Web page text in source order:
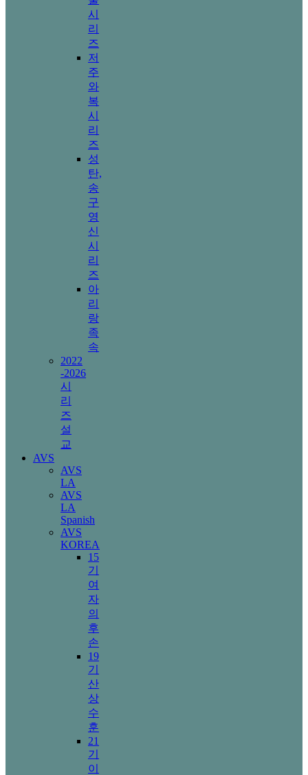
시
리
즈
저
주
와
복
시
리
즈
성
탄,
송
구
영
신
시
리
즈
아
리
랑
족
속
2022
-2026
시
리
즈
설
교
AVS
AVS
LA
AVS
LA
Spanish
AVS
KOREA
15
기
여
자
의
후
손
19
기
산
상
수
훈
21
기
이